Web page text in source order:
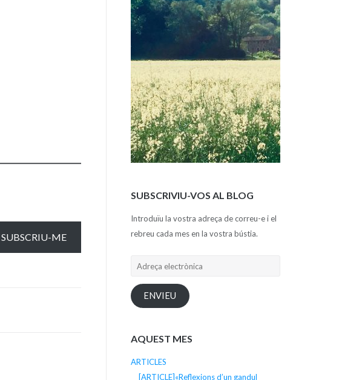
SUBSCRIU-ME
SUBSCRIVIU-VOS AL BLOG
Introduïu la vostra adreça de correu-e i el
rebreu cada mes en la vostra bústia.
Adreça
ENVIEU
AQUEST MES
ARTICLES
[ARTICLE]«Reflexions d’un gandul